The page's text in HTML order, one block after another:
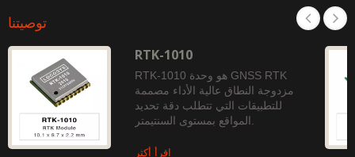
توصيتنا
RTK-1010
RTK-1010 هو وحدة GNSS RTK
مزدوجة النطاق عالية الأداء مصممة
للتطبيقات التي تتطلب دقة تحديد
اقرأ أكثر